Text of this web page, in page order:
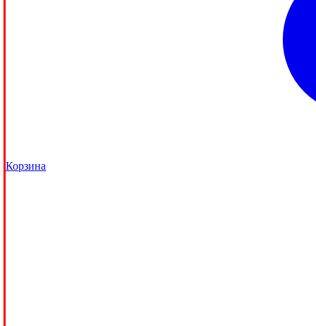
Корзина